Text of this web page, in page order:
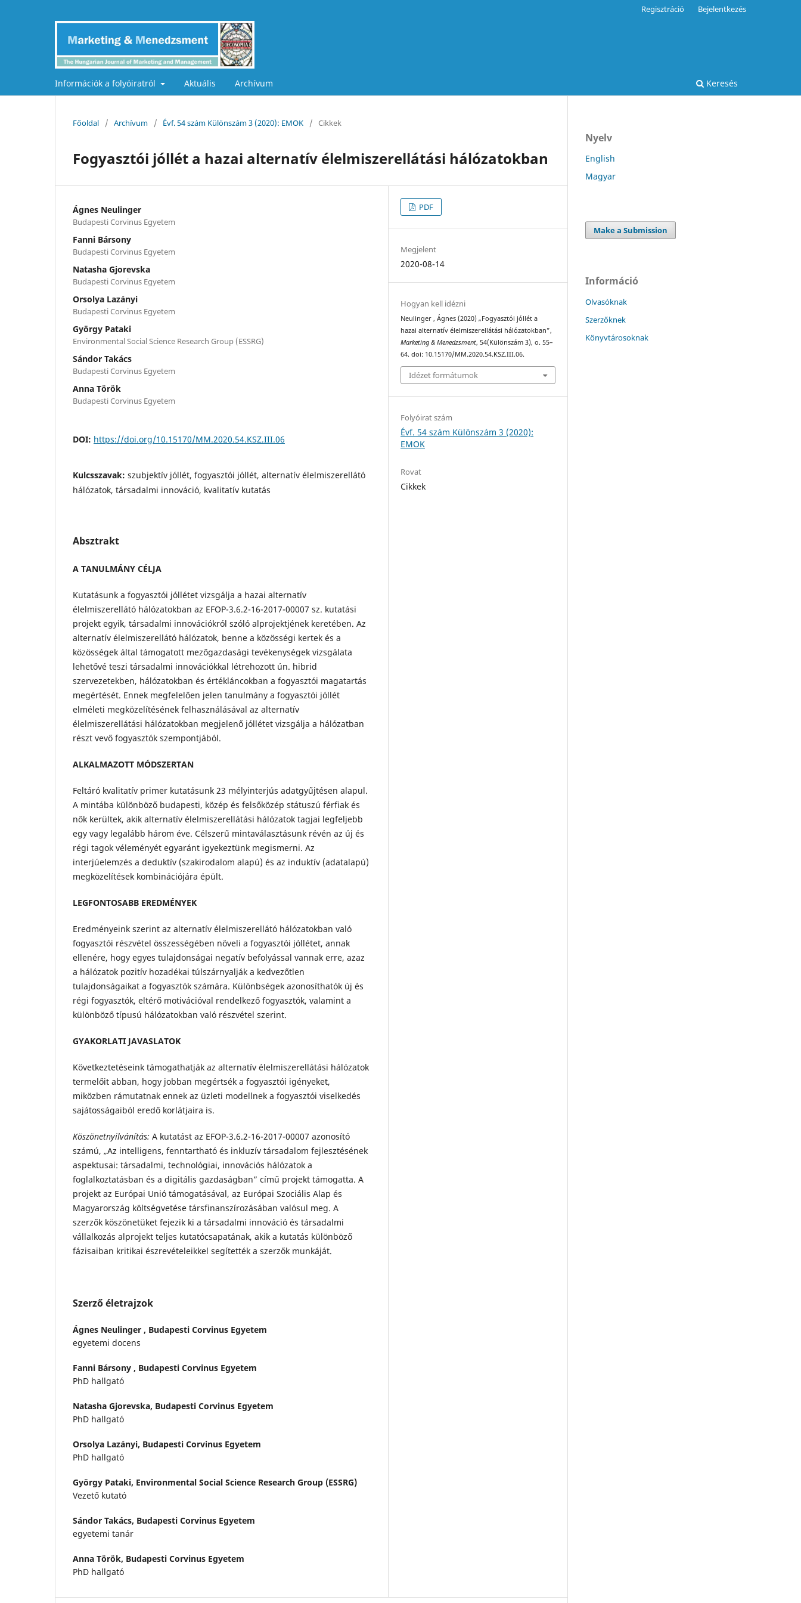
Információk a folyóiratról Aktuális Archívum Keresés
Regisztráció Bejelentkezés
Főoldal / Archívum / Évf. 54 szám Különszám 3 (2020): EMOK / Cikkek
Fogyasztói jóllét a hazai alternatív élelmiszerellátási hálózatokban
Ágnes Neulinger
Budapesti Corvinus Egyetem
Fanni Bársony
Budapesti Corvinus Egyetem
Natasha Gjorevska
Budapesti Corvinus Egyetem
Orsolya Lazányi
Budapesti Corvinus Egyetem
György Pataki
Environmental Social Science Research Group (ESSRG)
Sándor Takács
Budapesti Corvinus Egyetem
Anna Török
Budapesti Corvinus Egyetem
DOI: https://doi.org/10.15170/MM.2020.54.KSZ.III.06
Kulcsszavak: szubjektív jóllét, fogyasztói jóllét, alternatív élelmiszerellátó
hálózatok, társadalmi innováció, kvalitatív kutatás
Absztrakt
A TANULMÁNY CÉLJA
Kutatásunk a fogyasztói jóllétet vizsgálja a hazai alternatív
élelmiszerellátó hálózatokban az EFOP-3.6.2-16-2017-00007 sz. kutatási
projekt egyik, társadalmi innovációkról szóló alprojektjének keretében. Az
alternatív élelmiszerellátó hálózatok, benne a közösségi kertek és a
közösségek által támogatott mezőgazdasági tevékenységek vizsgálata
lehetővé teszi társadalmi innovációkkal létrehozott ún. hibrid
szervezetekben, hálózatokban és értékláncokban a fogyasztói magatartás
megértését. Ennek megfelelően jelen tanulmány a fogyasztói jóllét
elméleti megközelítésének felhasználásával az alternatív
élelmiszerellátási hálózatokban megjelenő jóllétet vizsgálja a hálózatban
részt vevő fogyasztók szempontjából.
ALKALMAZOTT MÓDSZERTAN
Feltáró kvalitatív primer kutatásunk 23 mélyinterjús adatgyűjtésen alapul.
A mintába különböző budapesti, közép és felsőközép státuszú férfiak és
nők kerültek, akik alternatív élelmiszerellátási hálózatok tagjai legfeljebb
egy vagy legalább három éve. Célszerű mintaválasztásunk révén az új és
régi tagok véleményét egyaránt igyekeztünk megismerni. Az
interjúelemzés a deduktív (szakirodalom alapú) és az induktív (adatalapú)
megközelítések kombinációjára épült.
LEGFONTOSABB EREDMÉNYEK
Eredményeink szerint az alternatív élelmiszerellátó hálózatokban való
fogyasztói részvétel összességében növeli a fogyasztói jóllétet, annak
ellenére, hogy egyes tulajdonságai negatív befolyással vannak erre, azaz
a hálózatok pozitív hozadékai túlszárnyalják a kedvezőtlen
tulajdonságaikat a fogyasztók számára. Különbségek azonosíthatók új és
régi fogyasztók, eltérő motivációval rendelkező fogyasztók, valamint a
különböző típusú hálózatokban való részvétel szerint.
GYAKORLATI JAVASLATOK
Következtetéseink támogathatják az alternatív élelmiszerellátási hálózatok
termelőit abban, hogy jobban megértsék a fogyasztói igényeket,
miközben rámutatnak ennek az üzleti modellnek a fogyasztói viselkedés
sajátosságaiból eredő korlátjaira is.
Köszönetnyilvánítás: A kutatást az EFOP-3.6.2-16-2017-00007 azonosító
számú, „Az intelligens, fenntartható és inkluzív társadalom fejlesztésének
aspektusai: társadalmi, technológiai, innovációs hálózatok a
foglalkoztatásban és a digitális gazdaságban” című projekt támogatta. A
projekt az Európai Unió támogatásával, az Európai Szociális Alap és
Magyarország költségvetése társfinanszírozásában valósul meg. A
szerzők köszönetüket fejezik ki a társadalmi innováció és társadalmi
vállalkozás alprojekt teljes kutatócsapatának, akik a kutatás különböző
fázisaiban kritikai észrevételeikkel segítették a szerzők munkáját.
Szerző életrajzok
Ágnes Neulinger , Budapesti Corvinus Egyetem
egyetemi docens
Fanni Bársony , Budapesti Corvinus Egyetem
PhD hallgató
Natasha Gjorevska, Budapesti Corvinus Egyetem
PhD hallgató
Orsolya Lazányi, Budapesti Corvinus Egyetem
PhD hallgató
György Pataki, Environmental Social Science Research Group (ESSRG)
Vezető kutató
Sándor Takács, Budapesti Corvinus Egyetem
egyetemi tanár
Anna Török, Budapesti Corvinus Egyetem
PhD hallgató
PDF
Megjelent
2020-08-14
Hogyan kell idézni
Neulinger , Ágnes (2020) „Fogyasztói jóllét a
hazai alternatív élelmiszerellátási hálózatokban”,
Marketing & Menedzsment, 54(Különszám 3), o. 55–
64. doi: 10.15170/MM.2020.54.KSZ.III.06.
Idézet formátumok
Folyóirat szám
Évf. 54 szám Különszám 3 (2020):
EMOK
Rovat
Cikkek
Nyelv
English
Magyar
Make a Submission
Információ
Olvasóknak
Szerzőknek
Könyvtárosoknak